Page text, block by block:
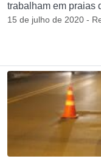
trabalham em praias
15 de julho de 2020 -